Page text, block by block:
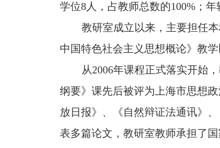
学位8人，占教师总数的100%；
教研室成立以来，主要担任
中国特色社会主义思想概论》教
从2006年课程正式落实开始
纲要》课先后被评为上海市思想
放日报》、《自然辩证法通讯》
表多篇论文，教研室教师承担了